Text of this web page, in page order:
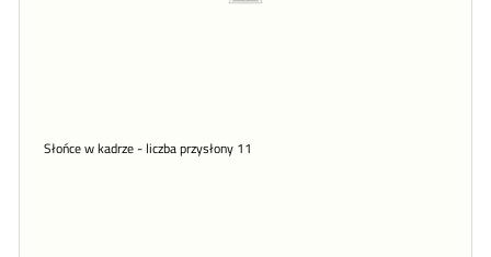
Słońce w kadrze - liczba przysłony 11